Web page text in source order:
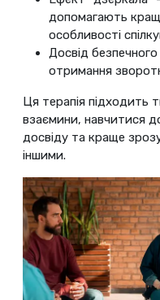
допомагають
особливості
Досвід
отримання
Ця терапія підходить
взаємини, навчитися
досвіду та краще
іншими.